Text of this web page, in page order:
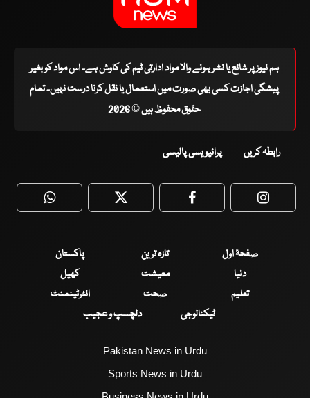
ہم نیوز پر شائع یا نشر ہونے والا مواد ادارتی ٹیم کی کاوش ہے۔ اس مواد کو بغیر
پیشگی اجازت کسی بھی صورت میں استعمال یا نقل کرنا درست نہیں۔ تمام
حقوق محفوظ ہیں © 2026
رابطہ کریں پرائیویسی پالیسی
WhatsApp Twitter Facebook
صفحۂ اول تازہ ترین
پاکستان
دنیا
معیشت
کھیل
تعلیم
صحت
انٹرٹینمنٹ
ٹیکنالوجی
دلچسپ و عجیب
Pakistan News in Urdu
Sports News in Urdu